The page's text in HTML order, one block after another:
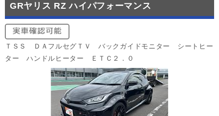
GRヤリス RZ ハイパフォーマンス
ＴＳＳ ＤＡフルセグＴＶ バックガイドモニター シートヒー
ター ハンドルヒーター ＥＴＣ２．０